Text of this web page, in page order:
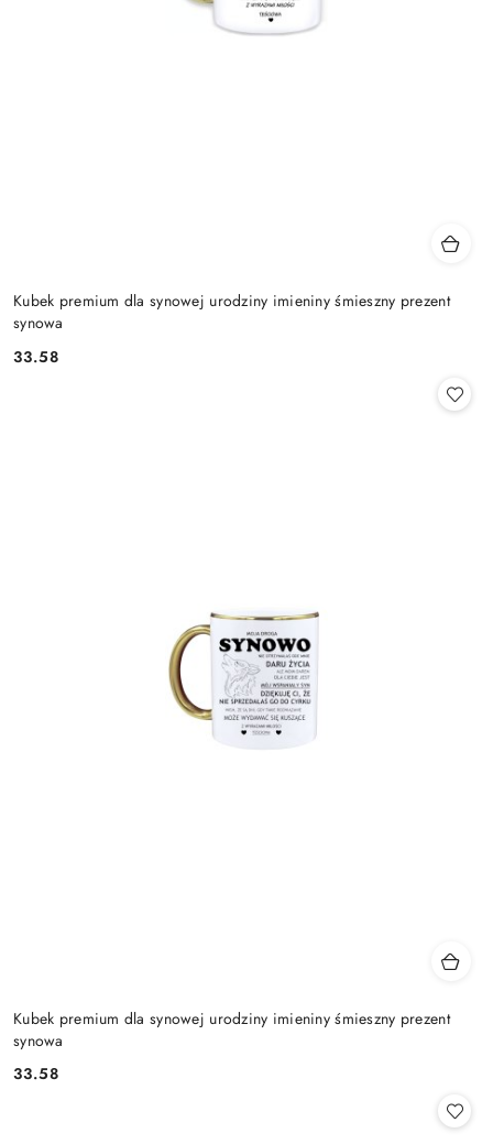
Kubek premium dla synowej urodziny imieniny śmieszny prezent
synowa
Cena:
33.58
Kubek premium dla synowej urodziny imieniny śmieszny prezent
synowa
Cena:
33.58